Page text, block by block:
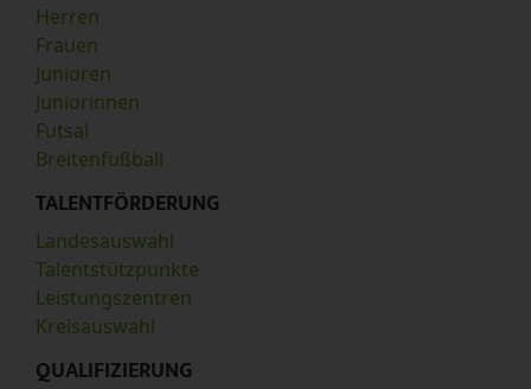
Herren
Frauen
Junioren
Juniorinnen
Futsal
Breitenfußball
TALENTFÖRDERUNG
Landesauswahl
Talentstützpunkte
Leistungszentren
Kreisauswahl
QUALIFIZIERUNG